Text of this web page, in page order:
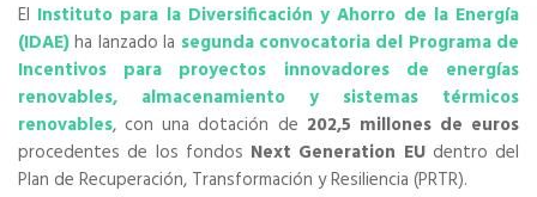
El Instituto para la Diversificación y Ahorro de la Energía
(IDAE)ha lanzado la segunda convocatoria del Programa de
Incentivos para proyectos innovadores de energías
renovables, almacenamiento y sistemas térmicos
renovables, con una dotación de 202,5 millones de euros
procedentes de los fondos Next Generation EUdentro del
Plan de Recuperación, Transformación y Resiliencia (PRTR).